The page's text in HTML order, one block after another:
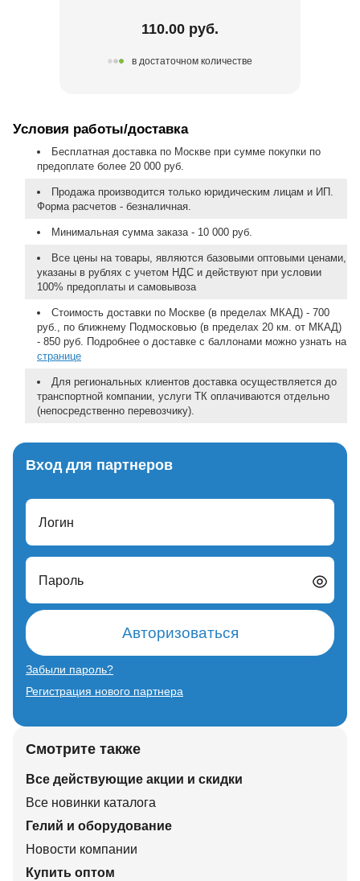
110.00 руб.
в достаточном количестве
Условия работы/доставка
Бесплатная доставка по Москве при сумме покупки по
предоплате более 20 000 руб.
Продажа производится только юридическим лицам и ИП.
Форма расчетов - безналичная.
Минимальная сумма заказа - 10 000 руб.
Все цены на товары, являются базовыми оптовыми ценами,
указаны в рублях с учетом НДС и действуют при условии
100% предоплаты и самовывоза
Стоимость доставки по Москве (в пределах МКАД) - 700
руб., по ближнему Подмосковью (в пределах 20 км. от МКАД)
- 850 руб. Подробнее о доставке с баллонами можно узнать на
странице
Для региональных клиентов доставка осуществляется до
транспортной компании, услуги ТК оплачиваются отдельно
(непосредственно перевозчику).
Вход для партнеров
Логин
Пароль
Авторизоваться
Забыли пароль?
Регистрация нового партнера
Смотрите также
Все действующие акции и скидки
Все новинки каталога
Гелий и оборудование
Новости компании
Купить оптом